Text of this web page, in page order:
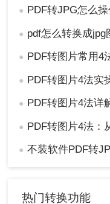
● PDF转JPG怎么操作？
● pdf怎么转换成jpg图片？
● PDF转图片常用4法
● PDF转图片4法实操：
● PDF转图片4法详解：
● PDF转图片4法：从格
● 不装软件PDF转JPG：
热门转换功能